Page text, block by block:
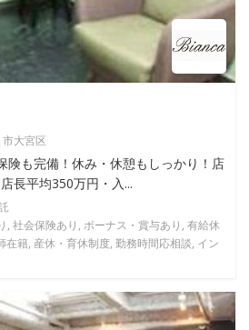
大宮区
険も完備！休み・休憩もしっかり！店
長平均350万円・入...
, 社会保険あり, ボーナス・賞与あり, 有給休
在籍, 産休・育休制度, 勤務時間応相談, イン